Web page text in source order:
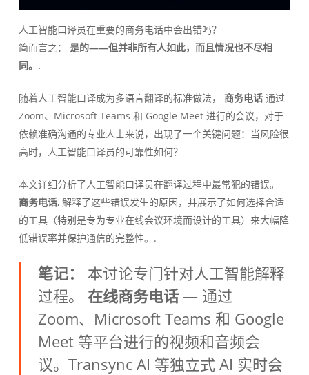
人工智能口译员在重要的商务电话中会出错吗？
简而言之： 是的——但并非所有人如此，而且情况也不尽相
同。.
随着人工智能口译成为多语言翻译的标准做法， 商务电话通过
Zoom、Microsoft Teams 和 Google Meet 进行的会议，对于
依赖准确沟通的专业人士来说，出现了一个关键问题：当风险很
高时，人工智能口译员的可靠性如何？
本文详细分析了人工智能口译员在翻译过程中最常犯的错误。
商务电话, 解释了这些错误发生的原因，并展示了如何选择合适
的工具（特别是专为专业在线会议环境而设计的工具）来大幅降
低错误率并保护通信的完整性。.
笔记：
本讨论专门针对人工智能解释
过程。 在线商务电话 — 通过
Zoom、Microsoft Teams 和 Google
Meet 等平台进行的视频和音频会
议。Transync AI 等独立式 AI 实时会